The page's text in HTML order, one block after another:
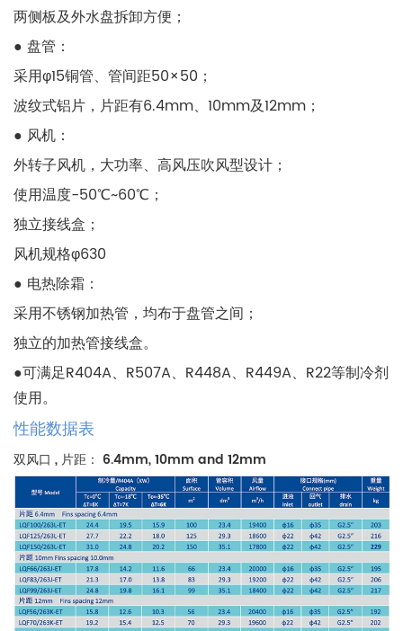
两侧板及外水盘拆卸方便；
● 盘管：
采用φ15铜管、管间距50×50；
波纹式铝片，片距有6.4mm、10mm及12mm；
● 风机：
外转子风机，大功率、高风压吹风型设计；
使用温度-50℃~60℃；
独立接线盒；
风机规格φ630
● 电热除霜：
采用不锈钢加热管，均布于盘管之间；
独立的加热管接线盒。
●可满足R404A、R507A、R448A、R449A、R22等制冷剂
使用。
性能数据表
双风口 , 片距： 6.4mm, 10mm and 12mm